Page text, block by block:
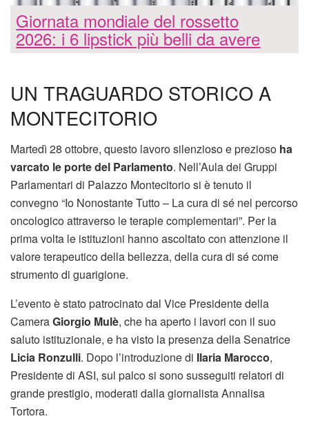
Giornata mondiale del rossetto
2026: i 6 lipstick più belli da avere
UN TRAGUARDO STORICO A
MONTECITORIO
Martedì 28 ottobre, questo lavoro silenzioso e prezioso ha
varcato le porte del Parlamento. Nell’Aula dei Gruppi
Parlamentari di Palazzo Montecitorio si è tenuto il
convegno “Io Nonostante Tutto – La cura di sé nel percorso
oncologico attraverso le terapie complementari”. Per la
prima volta le istituzioni hanno ascoltato con attenzione il
valore terapeutico della bellezza, della cura di sé come
strumento di guarigione.
L’evento è stato patrocinato dal Vice Presidente della
CameraGiorgio Mulè, che ha aperto i lavori con il suo
saluto istituzionale, e ha visto la presenza della Senatrice
Licia Ronzulli. Dopo l’introduzione di Ilaria Marocco,
Presidente di ASI, sul palco si sono susseguiti relatori di
grande prestigio, moderati dalla giornalista Annalisa
Tortora.